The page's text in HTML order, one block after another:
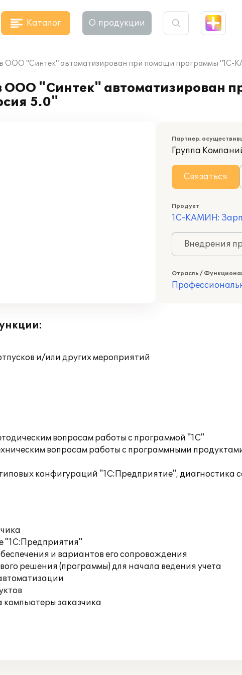
Каталог О продукции
в ООО "Синтек" автоматизирован при помощи программы "1С-
ООО "Синтек" автоматизирован
5.0"
Партнер,
Группа
Связаться
Продукт
1С-КАМИН:
Внедрения
Отрасль /
и/или других мероприятий
вопросам работы с программой "1С"
вопросам работы с программными
конфигураций "1С:Предприятие",
"1С:Предприятия"
и вариантов его сопровождения
решения (программы) для начала ведения учета
компьютеры заказчика